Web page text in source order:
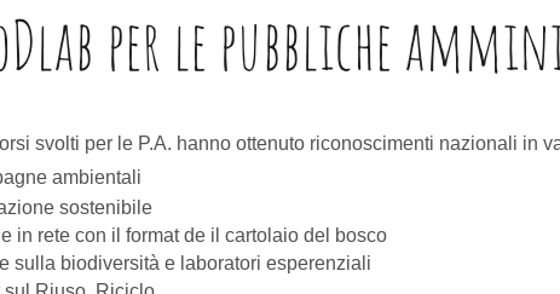
per le pubbliche
svolti per le P.A. hanno ottenuto riconoscimenti nazionali in
ambientali
sostenibile
in rete con il format de il cartolaio del bosco
sulla biodiversità e laboratori esperenziali